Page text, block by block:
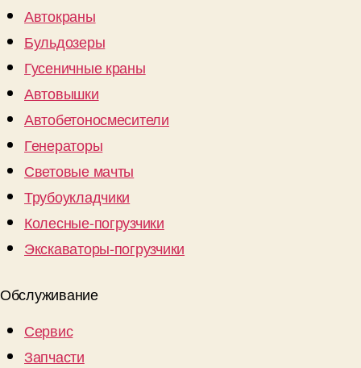
Автокраны
Бульдозеры
Гусеничные краны
Автовышки
Автобетоносмесители
Генераторы
Световые мачты
Трубоукладчики
Колесные-погрузчики
Экскаваторы-погрузчики
Обслуживание
Сервис
Запчасти